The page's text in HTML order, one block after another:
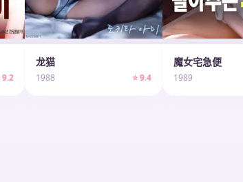
9.2
龙猫
1988 ⭐ 9.4
魔女宅急便
1989